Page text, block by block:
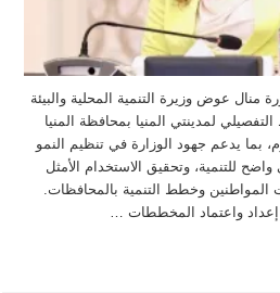
منال عوض وزيرة التنمية المحلية والبيئة
لمدينتي المنيا بمحافظة المنيا
بما يدعم جهود الوزارة في تنظيم النمو
للتنمية، وتحقيق الاستخدام الأمثل
المواطنين وخطط التنمية بالمحافظات.
واعتماد المخططات …